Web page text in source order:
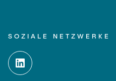
SOZIALE NETZWERKE